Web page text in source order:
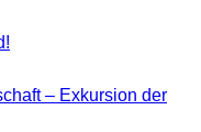
– Exkursion der